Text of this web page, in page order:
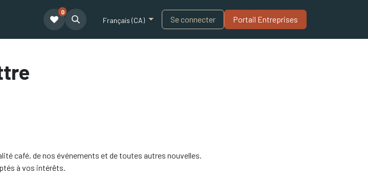
Notre équipe Partenariat Blogue
0
Français (CA) Se connecter Portail Entreprises​
café, de nos événements et de toutes autres nouvelles.
à vos intérêts.